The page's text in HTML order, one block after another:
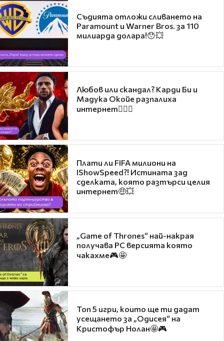
Съдията отложи сливането на
Paramount и Warner Bros. за 110
милиарда долара!😯💥
Любов или скандал? Карди Би и
Мадука Окойе разпалиха
интернет❤️‍🔥🔥
Плати ли FIFA милиони на
IShowSpeed?! Истината зад
сделката, която разтърси целия
интернет🤑💥
„Game of Thrones“ най-накрая
получава PC версията която
чакахме🎮🤩
Топ 5 игри, които ще ти дадат
усещането за „Одисея“ на
Кристофър Нолан🤩🎮